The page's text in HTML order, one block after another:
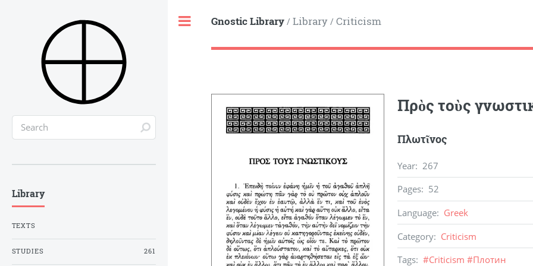
Gnostic Library/ Library/ Criticism
Πρὸς τοὺς
Πλωτῖνος
Year: 267
Pages: 52
Language: Greek
Category: Criticism
Tags: #Criticism #Плотин
Library
TEXTS
STUDIES 261
Toggle